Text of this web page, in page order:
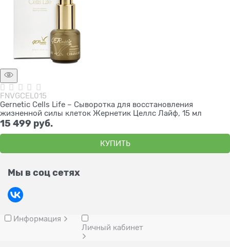
FNVGCEL015
Gernetic Cells Life – Сыворотка для восстановления
жизненной силы клеток Жернетик Целлс Лайф, 15 мл
15 499 руб.
КУПИТЬ
Мы в соц сетях
Информация
Личный кабинет